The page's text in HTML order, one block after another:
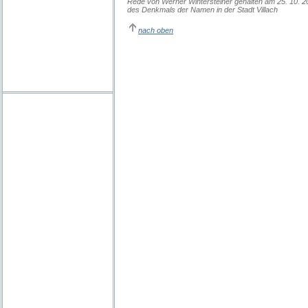
des Denkmals der Namen in der Stadt Villach
nach oben